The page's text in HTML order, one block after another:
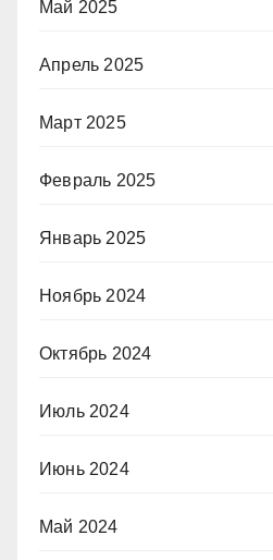
Май 2025
Апрель 2025
Март 2025
Февраль 2025
Январь 2025
Ноябрь 2024
Октябрь 2024
Июль 2024
Июнь 2024
Май 2024